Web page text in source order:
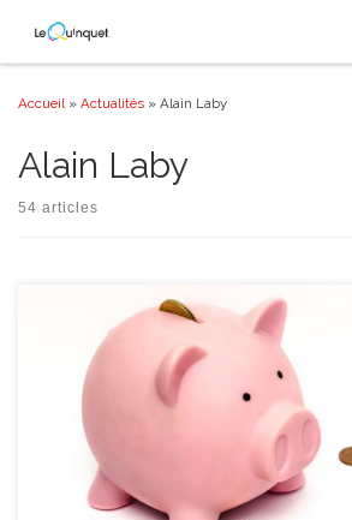
Passer au contenu
Accueil » Actualités » Alain Laby
Alain Laby
54 articles
L’enseignement est gratuit certes mais, comme
l’accueil extra-scolaire déborde du cadre stricto
même s’il est susceptible d’être parfois organisé
que fréquente votre enfant. Compliqué ? Qu’est ce
ces assertions ? Le principe de la […]